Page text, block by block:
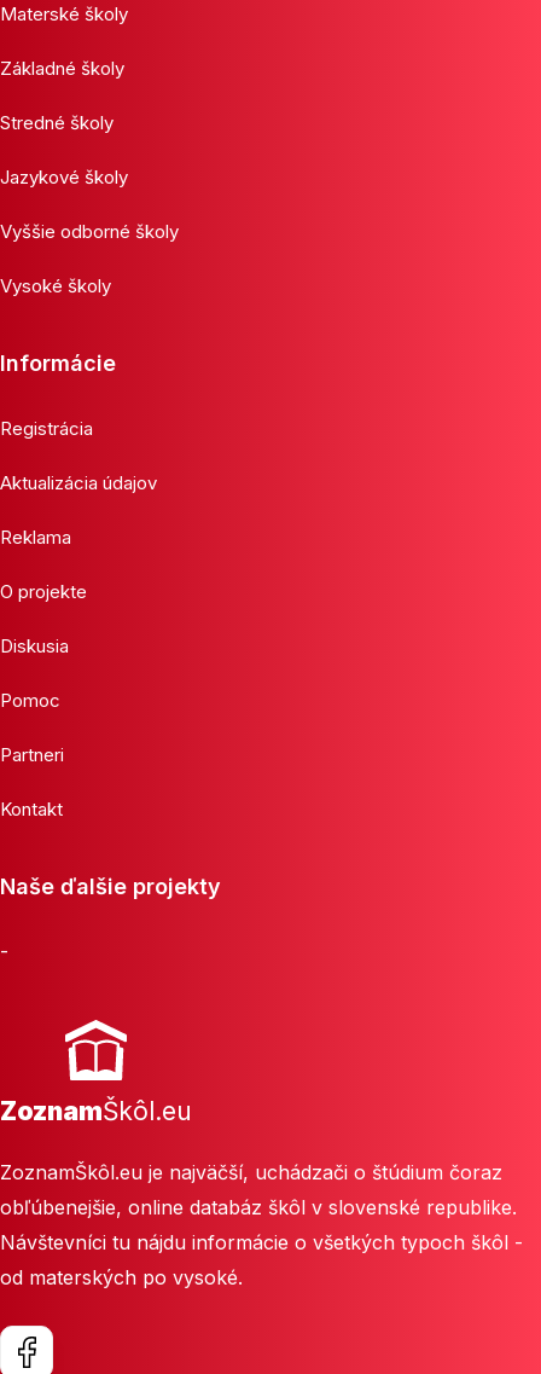
Materské školy
Základné školy
Stredné školy
Jazykové školy
Vyššie odborné školy
Vysoké školy
Informácie
Registrácia
Aktualizácia údajov
Reklama
O projekte
Diskusia
Pomoc
Partneri
Kontakt
Naše ďalšie projekty
-
ZoznamŠkôl.eu
ZoznamŠkôl.eu je najväčší, uchádzači o štúdium čoraz
obľúbenejšie, online databáz škôl v slovenské republike.
Návštevníci tu nájdu informácie o všetkých typoch škôl -
od materských po vysoké.